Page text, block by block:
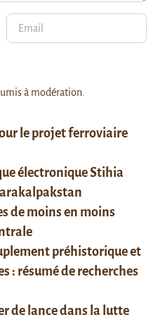
le projet ferroviaire
électronique Stihia
de moins en moins
préhistorique et
: résumé de recherches
de lance dans la lutte
à modération.